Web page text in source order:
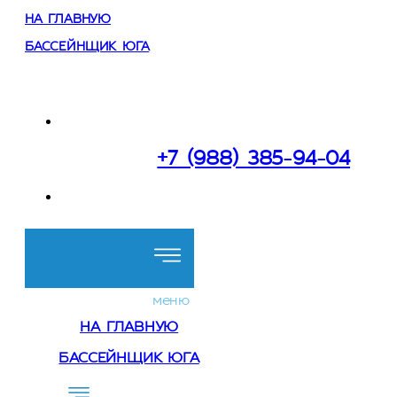
НА ГЛАВНУЮ
БАССЕЙНЩИК ЮГА
+7 (988) 385-94-04
меню
НА ГЛАВНУЮ
БАССЕЙНЩИК ЮГА